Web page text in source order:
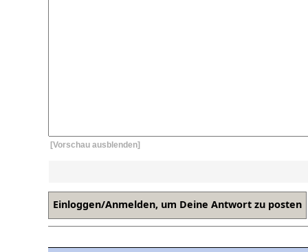
[Vorschau ausblenden]